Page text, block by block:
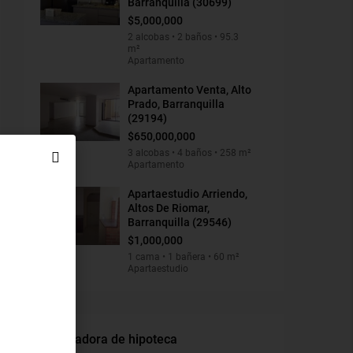
$5,000,000
2 alcobas • 2 baños • 95.3
m²
Apartamento
Apartamento Venta, Alto
Prado, Barranquilla
(29194)
$650,000,000
3 alcobas • 4 baños • 258 m²
Apartamento
Apartaestudio Arriendo,
Altos De Riomar,
Barranquilla (29546)
$1,000,000
1 cama • 1 bañera • 60 m²
Apartaestudio
Calculadora de hipoteca